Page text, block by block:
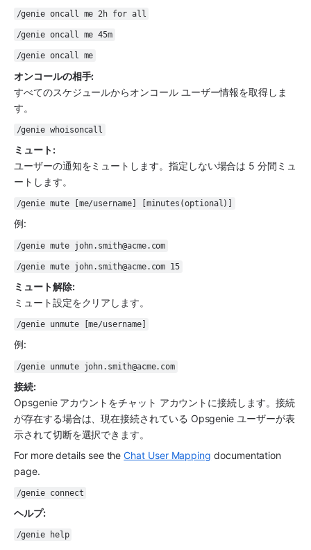
/genie oncall me 2h for all
/genie oncall me 45m
/genie oncall me
オンコールの相手:
すべてのスケジュールからオンコール ユーザー情報を取得しま
す。
/genie whoisoncall
ミュート:
ユーザーの通知をミュートします。指定しない場合は 5 分間ミュ
ートします。
/genie mute [me/username] [minutes(optional)]
例:
/genie mute john.smith@acme.com
/genie mute john.smith@acme.com 15
ミュート解除:
ミュート設定をクリアします。
/genie unmute [me/username]
例:
/genie unmute john.smith@acme.com
接続:
Opsgenie アカウントをチャット アカウントに接続します。接続
が存在する場合は、現在接続されている Opsgenie ユーザーが表
示されて切断を選択できます。
For more details see the Chat User Mapping documentation
page.
/genie connect
ヘルプ:
/genie help